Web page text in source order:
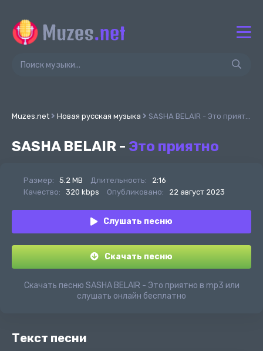
Muzes.net Новая русская музыка SASHA BELAIR - Это приятно
SASHA BELAIR - Это приятно
Размер: 5.2 MB Длительность:
2:16
Качество:
320 kbps Опубликовано: 22 август 2023
Слушать песню
Скачать песню
Скачать песню SASHA BELAIR - Это приятно в mp3 или
слушать онлайн бесплатно
Текст песни